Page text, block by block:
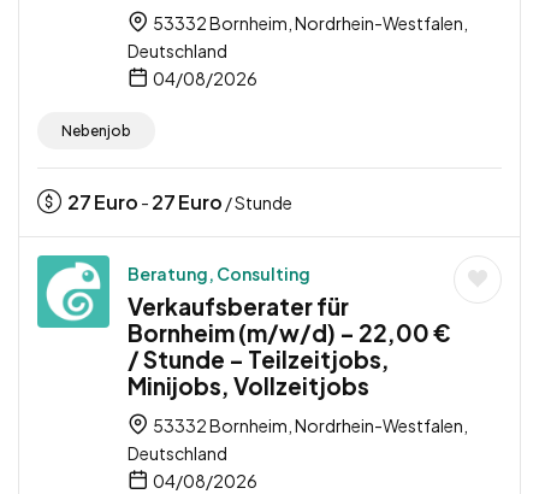
53332 Bornheim, Nordrhein-Westfalen,
Deutschland
04/08/2026
Nebenjob
27Euro - 27Euro / Stunde
Beratung, Consulting
Verkaufsberater für
Bornheim (m/w/d) – 22,00 €
/ Stunde – Teilzeitjobs,
Minijobs, Vollzeitjobs
53332 Bornheim, Nordrhein-Westfalen,
Deutschland
04/08/2026